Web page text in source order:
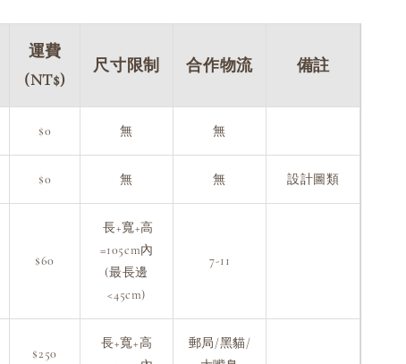
運費
(NT$)
尺寸限制 合作物流 備註
$0 無 無
$0 無 無 設計圖類
$60
長+寬+高
=105cm內
(最長邊
<45cm)
7-11
$250
長+寬+高
郵局/黑貓/